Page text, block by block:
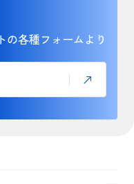
の各種フォームより